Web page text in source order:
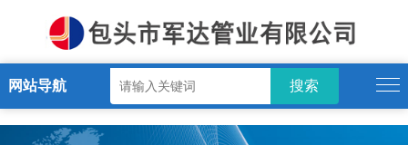
PT.COM
网站导航